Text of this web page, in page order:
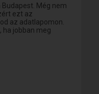
Budapest. Még nem
ezt az
az adatlapomon.
ha jobban meg